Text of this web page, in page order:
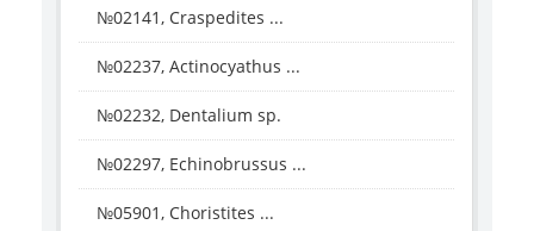
№02141, Craspedites ...
№02237, Actinocyathus ...
№02232, Dentalium sp.
№02297, Echinobrussus ...
№05901, Choristites ...